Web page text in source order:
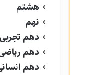
هشتم
نهم
دهم تجربی
دهم
دهم